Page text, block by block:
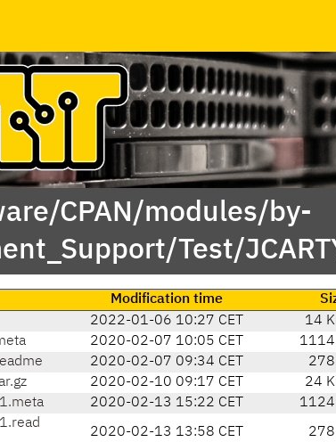
CPAN/modules/by-
Test/
Modification time
2022-01-06 10:27 CET
14
2020-02-07 10:05 CET
1114
2020-02-07 09:34 CET
2020-02-10 09:17 CET
24
2020-02-13 15:22 CET
1124
2020-02-13 13:58 CET